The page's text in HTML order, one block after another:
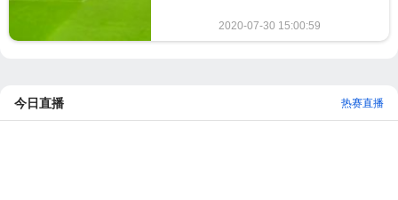
2020-07-30 15:00:59
1265
今日直播 热赛直播